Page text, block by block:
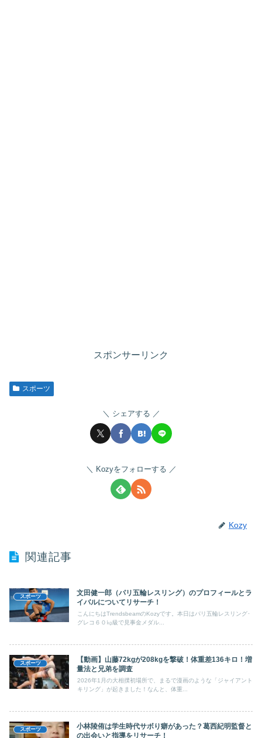
スポンサーリンク
スポーツ
シェアする
Kozyをフォローする
Kozy
関連記事
スポーツ
文田健一郎（パリ五輪レスリング）のプロフィールとラ
イバルについてリサーチ！
こんにちはTrendsbeamのKozyです。本日はパリ五輪レスリング･
グレコ６０㎏級で見事金メダル...
スポーツ
【動画】山藤72kgが208kgを撃破！体重差136キロ！増
量法と兄弟を調査
2026年1月の大相撲初場所で、まるで漫画のような「ジャイアント
キリング」が起きました！なんと、体重...
スポーツ
小林陵侑は学生時代サボり癖があった？葛西紀明監督と
の出会いと指導をリサーチ！